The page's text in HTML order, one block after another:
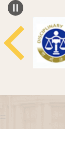
:::